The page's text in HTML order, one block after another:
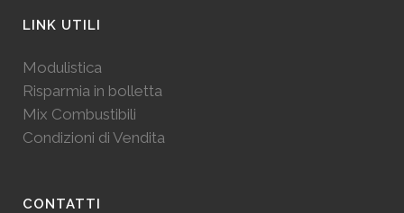
LINK UTILI
Modulistica
Risparmia in bolletta
Mix Combustibili
Condizioni di Vendita
CONTATTI